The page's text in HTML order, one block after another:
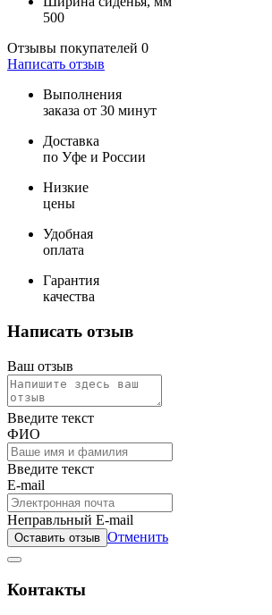
500
Отзывы покупателей 0
Написать отзыв
Выполнения
заказа от 30 минут
Доставка
по Уфе и России
Низкие
цены
Удобная
оплата
Гарантия
качества
Написать отзыв
Ваш отзыв
Введите текст
ФИО
Введите текст
E-mail
Неправльный E-mail
Оставить отзыв Отменить
Контакты